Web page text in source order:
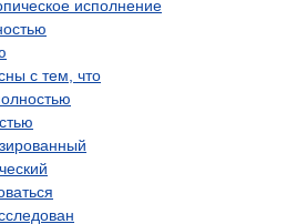
исполнение
с тем, что